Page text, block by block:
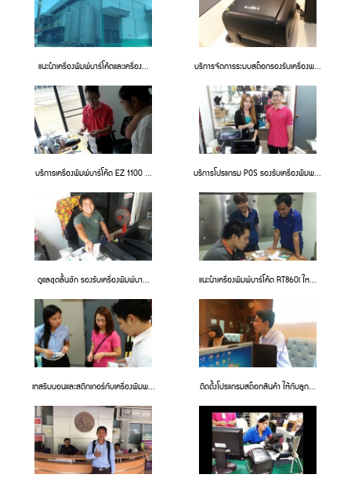
แนะนำเครื่องพิมพ์บาร์โค้ดและเครื่อง... บริการจัดการระบบสต๊อกรองรับเครื่องพ...
บริการเครื่องพิมพ์บาร์โค้ด EZ 1100 ... บริการโปรแกรม POS รองรับเครื่องพิมพ...
ดูแลชุดลิ้นชัก รองรับเครื่องพิมพ์บา... แนะนำเครื่องพิมพ์บาร์โค้ด RT860i ให...
เทสริบบอนและสติกเกอร์กับเครื่องพิมพ... ติดตั้งโปรแกรมสต๊อกสินค้า ให้กับลูก...